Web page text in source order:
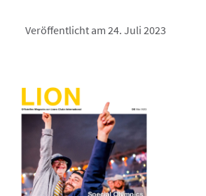
Veröffentlicht am 24. Juli 2023